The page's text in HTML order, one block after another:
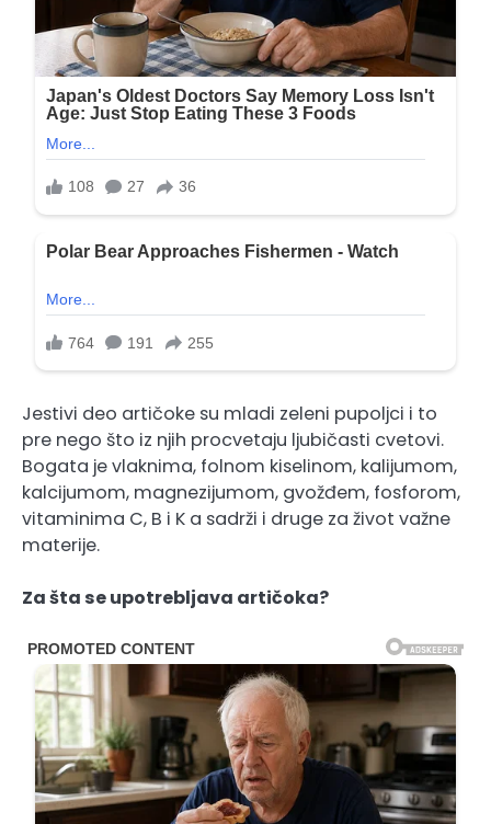
Jestivi deo artičoke su mladi zeleni pupoljci i to
pre nego što iz njih procvetaju ljubičasti cvetovi.
Bogata je vlaknima, folnom kiselinom, kalijumom,
kalcijumom, magnezijumom, gvožđem, fosforom,
vitaminima C, B i K a sadrži i druge za život važne
materije.
Za šta se upotrebljava artičoka?